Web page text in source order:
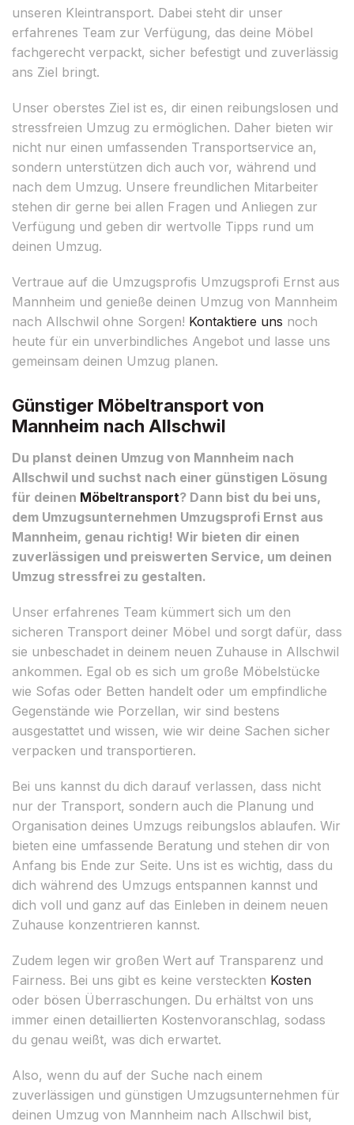
unseren Kleintransport. Dabei steht dir unser
erfahrenes Team zur Verfügung, das deine Möbel
fachgerecht verpackt, sicher befestigt und zuverlässig
ans Ziel bringt.
Unser oberstes Ziel ist es, dir einen reibungslosen und
stressfreien Umzug zu ermöglichen. Daher bieten wir
nicht nur einen umfassenden Transportservice an,
sondern unterstützen dich auch vor, während und
nach dem Umzug. Unsere freundlichen Mitarbeiter
stehen dir gerne bei allen Fragen und Anliegen zur
Verfügung und geben dir wertvolle Tipps rund um
deinen Umzug.
Vertraue auf die Umzugsprofis Umzugsprofi Ernst aus
Mannheim und genieße deinen Umzug von Mannheim
nach Allschwil ohne Sorgen! Kontaktiere uns noch
heute für ein unverbindliches Angebot und lasse uns
gemeinsam deinen Umzug planen.
Günstiger Möbeltransport von
Mannheim nach Allschwil
Du planst deinen Umzug von Mannheim nach
Allschwil und suchst nach einer günstigen Lösung
für deinen Möbeltransport? Dann bist du bei uns,
dem Umzugsunternehmen Umzugsprofi Ernst aus
Mannheim, genau richtig! Wir bieten dir einen
zuverlässigen und preiswerten Service, um deinen
Umzug stressfrei zu gestalten.
Unser erfahrenes Team kümmert sich um den
sicheren Transport deiner Möbel und sorgt dafür, dass
sie unbeschadet in deinem neuen Zuhause in Allschwil
ankommen. Egal ob es sich um große Möbelstücke
wie Sofas oder Betten handelt oder um empfindliche
Gegenstände wie Porzellan, wir sind bestens
ausgestattet und wissen, wie wir deine Sachen sicher
verpacken und transportieren.
Bei uns kannst du dich darauf verlassen, dass nicht
nur der Transport, sondern auch die Planung und
Organisation deines Umzugs reibungslos ablaufen. Wir
bieten eine umfassende Beratung und stehen dir von
Anfang bis Ende zur Seite. Uns ist es wichtig, dass du
dich während des Umzugs entspannen kannst und
dich voll und ganz auf das Einleben in deinem neuen
Zuhause konzentrieren kannst.
Zudem legen wir großen Wert auf Transparenz und
Fairness. Bei uns gibt es keine versteckten Kosten
oder bösen Überraschungen. Du erhältst von uns
immer einen detaillierten Kostenvoranschlag, sodass
du genau weißt, was dich erwartet.
Also, wenn du auf der Suche nach einem
zuverlässigen und günstigen Umzugsunternehmen für
deinen Umzug von Mannheim nach Allschwil bist,